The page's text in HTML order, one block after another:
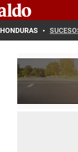
HONDURAS